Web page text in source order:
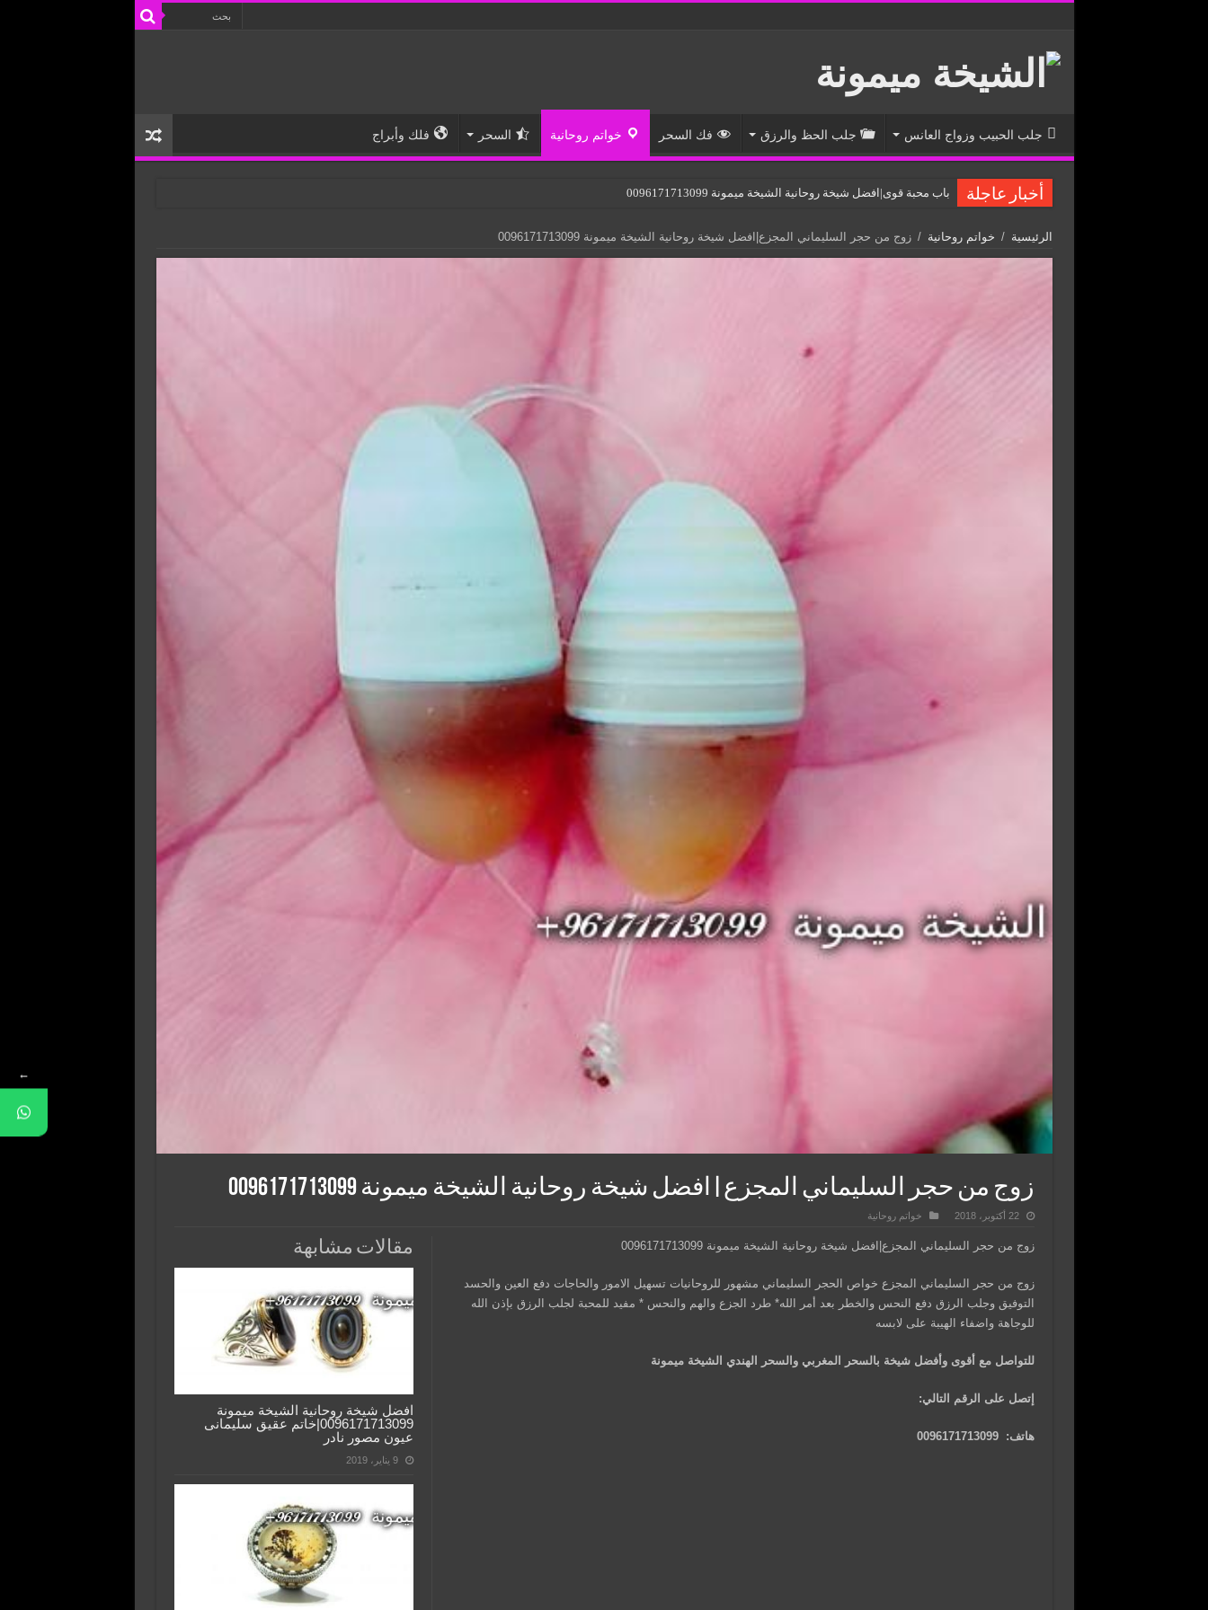
جلب الحبيب وزواج العانس جلب الحظ والرزق فك السحر خواتم روحانية السحر فلك وأبراج
أخبار عاجلة باب محبة قوى|افضل شيخة روحانية الشيخة ميمونة 0096171713099
الرئيسية / خواتم روحانية / زوج من حجر السليماني المجزع|افضل شيخة روحانية الشيخة ميمونة 0096171713099
زوج من حجر السليماني المجزع|افضل شيخة روحانية الشيخة ميمونة 0096171713099
22 أكتوبر، 2018 خواتم روحانية
مقالات مشابهة
افضل شيخة روحانية الشيخة ميمونة
0096171713099|خاتم عقيق سليمانى
عيون مصور نادر
9 يناير، 2019
زوج من حجر السليماني المجزع|افضل شيخة روحانية الشيخة ميمونة 0096171713099
زوج من حجر السليماني المجزع خواص الحجر السليماني مشهور للروحانيات تسهيل الامور والحاجات دفع العين والحسد
التوفيق وجلب الرزق دفع النحس والخطر بعد أمر الله* طرد الجزع والهم والنحس * مفيد للمحبة لجلب الرزق بإذن الله
للوجاهة واضفاء الهيبة على لابسه
للتواصل مع أقوى وأفضل شيخة بالسحر المغربي والسحر الهندي الشيخة ميمونة
إتصل على الرقم التالي:
هاتف: 0096171713099
←